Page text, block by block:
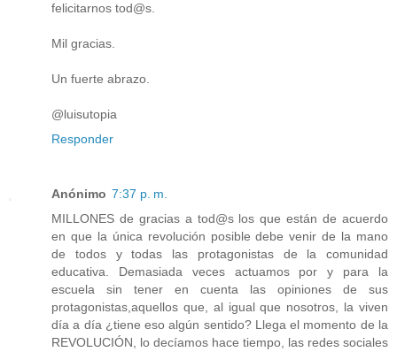
felicitarnos tod@s.
Mil gracias.
Un fuerte abrazo.
@luisutopia
Responder
Anónimo 7:37 p. m.
MILLONES de gracias a tod@s los que están de acuerdo
en que la única revolución posible debe venir de la mano
de todos y todas las protagonistas de la comunidad
educativa. Demasiada veces actuamos por y para la
escuela sin tener en cuenta las opiniones de sus
protagonistas,aquellos que, al igual que nosotros, la viven
día a día ¿tiene eso algún sentido? Llega el momento de la
REVOLUCIÓN, lo decíamos hace tiempo, las redes sociales